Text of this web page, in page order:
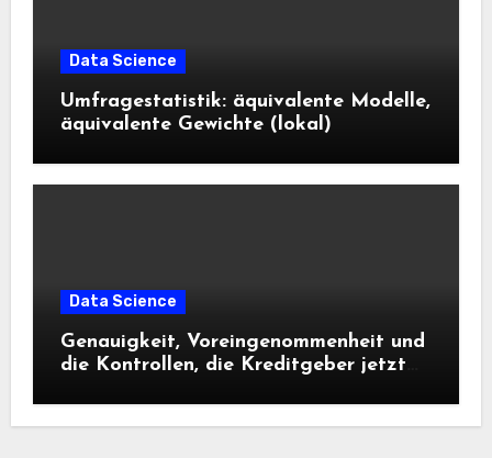
Data Science
Umfragestatistik: äquivalente Modelle,
äquivalente Gewichte (lokal)
Data Science
Genauigkeit, Voreingenommenheit und
die Kontrollen, die Kreditgeber jetzt